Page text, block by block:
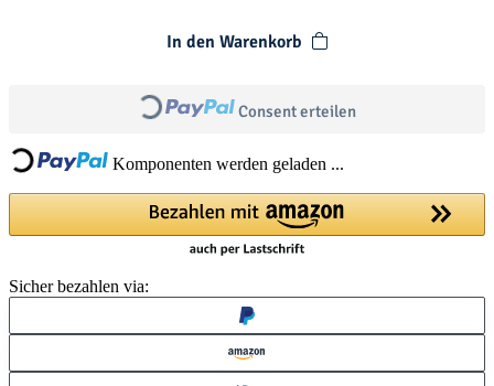
In den Warenkorb
Consent erteilen
Loading... Komponenten werden geladen ...
Sicher bezahlen via: